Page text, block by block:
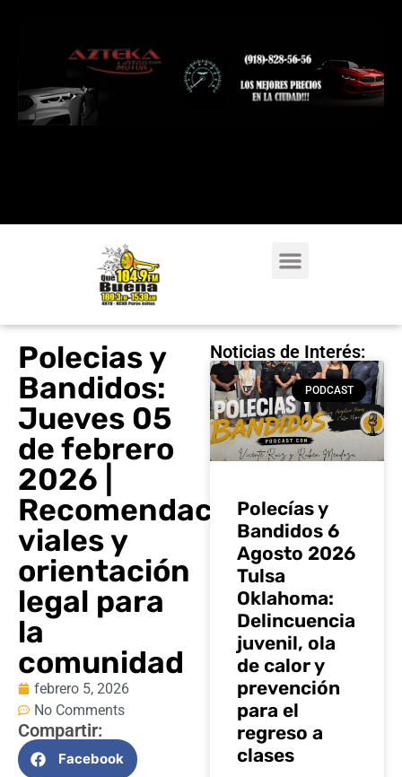
Polecias y
Bandidos:
Jueves 05
de febrero
2026 |
Recomendaciones
viales y
orientación
legal para
la
comunidad
febrero 5, 2026
No Comments
Compartir:
Facebook
Noticias de Interés:
PODCAST
Polecías y
Bandidos 6
Agosto 2026
Tulsa
Oklahoma:
Delincuencia
juvenil, ola
de calor y
prevención
para el
regreso a
clases